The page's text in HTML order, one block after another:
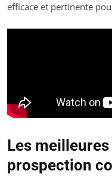
efficace et pertinente
Les
prospection